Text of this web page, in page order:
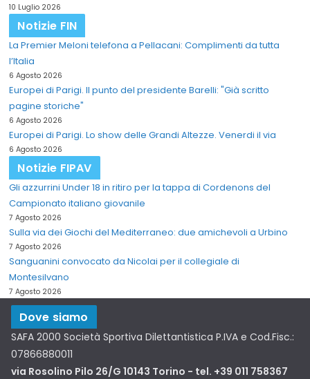
10 Luglio 2026
Notizie FIN
La Premier Meloni telefona a Pellacani: Complimenti da tutta
l’Italia
6 Agosto 2026
Europei di Parigi. Il punto del presidente Barelli: "Già scritto
pagine storiche"
6 Agosto 2026
Europei di Parigi. Lo show delle Grandi Altezze. Venerdi il via
6 Agosto 2026
Notizie FIPAV
Gli azzurrini Under 18 in ritiro per la tappa di Cordenons del
Campionato italiano giovanile
7 Agosto 2026
Sulla via dei Giochi del Mediterraneo: due amichevoli a Urbino
7 Agosto 2026
Sanguanini convocato da Nicolai per il collegiale di
Montesilvano
7 Agosto 2026
Dove siamo
SAFA 2000 Società Sportiva Dilettantistica P.IVA e Cod.Fisc.:
07866880011
via Rosolino Pilo 26/G 10143 Torino - tel. +39 011 758367